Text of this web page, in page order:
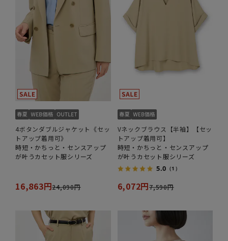
4ボタンダブルジャケット《セッ
トアップ着用可》
時短・かちっと・センスアップ
が叶うカセット服シリーズ
16,863円24,090円
Vネックブラウス【半袖】【セッ
トアップ着用可】
時短・かちっと・センスアップ
が叶うカセット服シリーズ
5.0 （1）
6,072円7,590円